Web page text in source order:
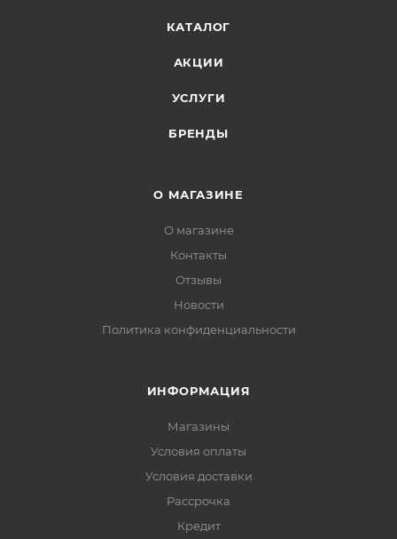
КАТАЛОГ
АКЦИИ
УСЛУГИ
БРЕНДЫ
О МАГАЗИНЕ
О магазине
Контакты
Отзывы
Новости
Политика конфиденциальности
ИНФОРМАЦИЯ
Магазины
Условия оплаты
Условия доставки
Рассрочка
Кредит